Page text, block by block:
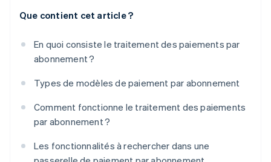
Que contient cet article ?
En quoi consiste le traitement des paiements par
abonnement ?
Types de modèles de paiement par abonnement
Comment fonctionne le traitement des paiements
par abonnement ?
Les fonctionnalités à rechercher dans une